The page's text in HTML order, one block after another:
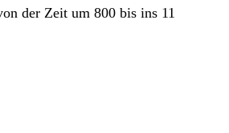
der Zeit um 800 bis ins 11